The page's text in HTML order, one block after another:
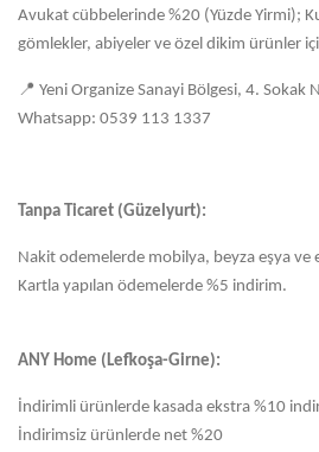
Avukat cübbelerinde %20 (Yüzde Yirmi);
gömlekler, abiyeler ve özel dikim ürünler
📍 Yeni Organize Sanayi Bölgesi, 4. Sokak
Whatsapp: 0539 113 1337
Tanpa Ticaret (Güzelyurt):
Nakit odemelerde mobilya, beyza eşya ve
Kartla yapılan ödemelerde %5 indirim.
ANY Home (Lefkoşa-Girne):
İndirimli ürünlerde kasada ekstra %10
İndirimsiz ürünlerde net %20